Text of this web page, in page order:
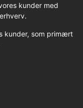
kunder med
kunder, som primært